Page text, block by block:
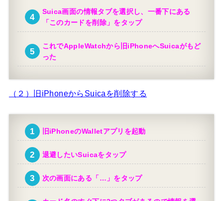
Suica画面の情報タブを選択し、一番下にある
「このカードを削除」をタップ
これでAppleWatchから旧iPhoneへSuicaがもど
った
（２）旧iPhoneからSuicaを削除する
旧iPhoneのWalletアプリを起動
退避したいSuicaをタップ
次の画面にある「…」をタップ